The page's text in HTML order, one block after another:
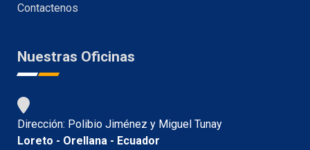
Contactenos
Nuestras Oficinas
Dirección: Polibio Jiménez y Miguel Tunay
Loreto - Orellana - Ecuador